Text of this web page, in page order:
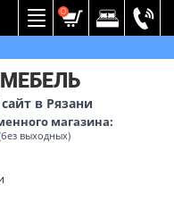
0
в Рязани
магазина:
выходных)